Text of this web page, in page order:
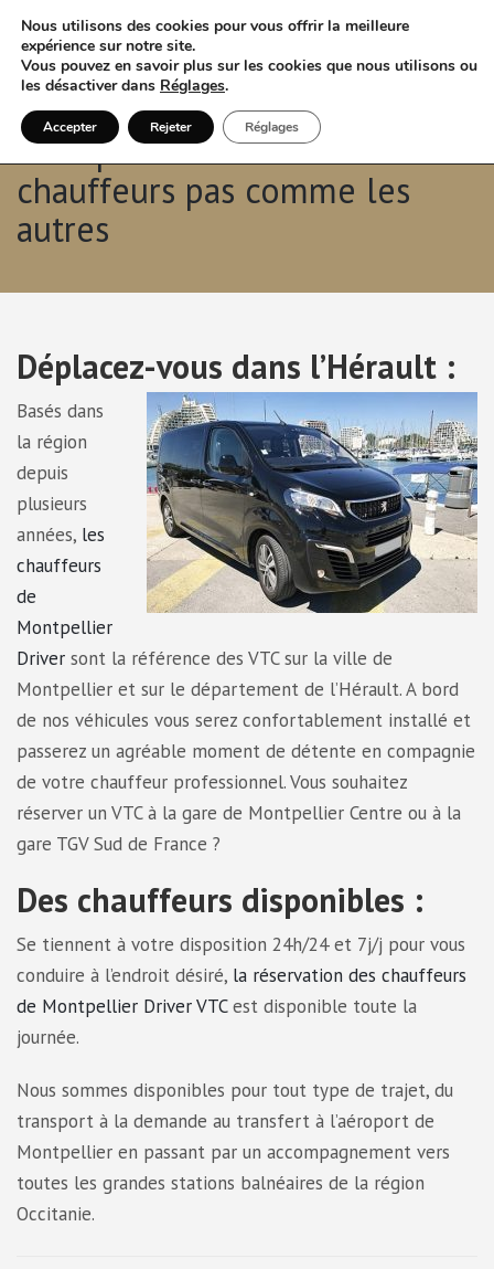
Montpellier Driver VTC : des
chauffeurs pas comme les
autres
Déplacez-vous dans l’Hérault :
Basés dans
la région
depuis
plusieurs
années, les
chauffeurs
de
Montpellier
Driver sont la référence des VTC sur la ville de
Montpellier et sur le département de l’Hérault. A bord
de nos véhicules vous serez confortablement installé et
passerez un agréable moment de détente en compagnie
de votre chauffeur professionnel. Vous souhaitez
réserver un VTC à la gare de Montpellier Centre ou à la
gare TGV Sud de France ?
Des chauffeurs disponibles :
Se tiennent à votre disposition 24h/24 et 7j/j pour vous
conduire à l’endroit désiré, la réservation des chauffeurs
de Montpellier Driver VTCest disponible toute la
journée.
Nous sommes disponibles pour tout type de trajet, du
transport à la demande au transfert à l’aéroport de
Montpellier en passant par un accompagnement vers
toutes les grandes stations balnéaires de la région
Occitanie.
Nous utilisons des cookies pour vous offrir la meilleure
expérience sur notre site.
Vous pouvez en savoir plus sur les cookies que nous utilisons ou
les désactiver dans Réglages.
Accepter Rejeter Réglages